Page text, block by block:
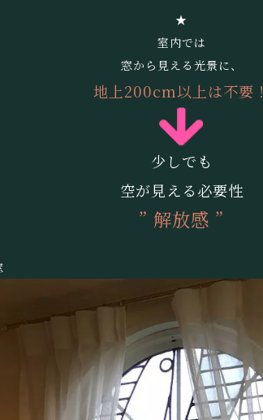
★
室内では
窓から見える光景に、
地上200cm以上は不要！
少しでも
空が見える必要性
” 解放感 ”